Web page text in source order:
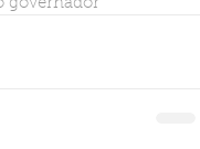
governador